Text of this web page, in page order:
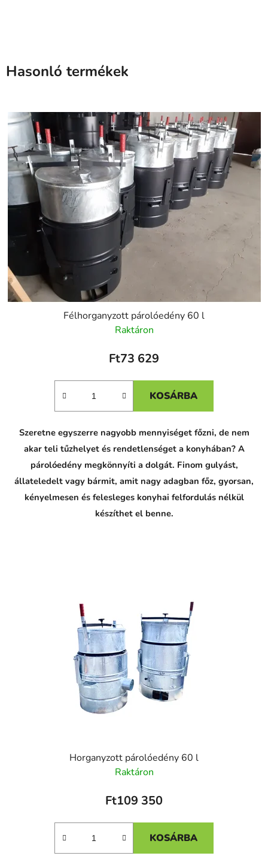
Hasonló termékek
Félhorganyzott párolóedény 60 l
Raktáron
Ft73 629
KOSÁRBA
Szeretne egyszerre nagyobb mennyiséget főzni, de nem
akar teli tűzhelyet és rendetlenséget a konyhában? A
párolóedény megkönnyíti a dolgát. Finom gulyást,
állateledelt vagy bármit, amit nagy adagban főz, gyorsan,
kényelmesen és felesleges konyhai felfordulás nélkül
készíthet el benne.
Horganyzott párolóedény 60 l
Raktáron
Ft109 350
KOSÁRBA